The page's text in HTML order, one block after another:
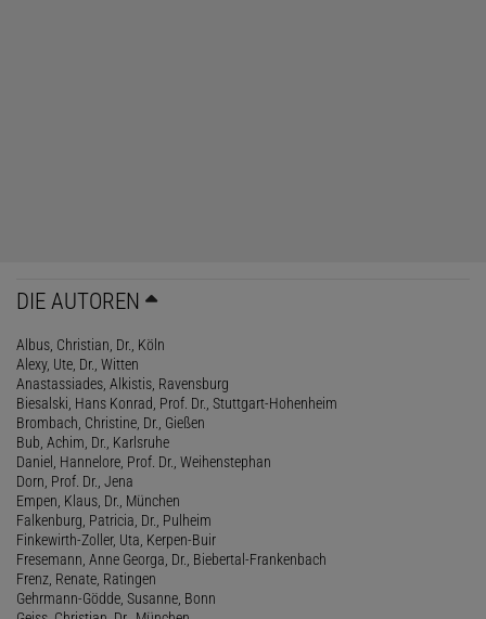
DIE AUTOREN
Albus, Christian, Dr., Köln
Alexy, Ute, Dr., Witten
Anastassiades, Alkistis, Ravensburg
Biesalski, Hans Konrad, Prof. Dr., Stuttgart-Hohenheim
Brombach, Christine, Dr., Gießen
Bub, Achim, Dr., Karlsruhe
Daniel, Hannelore, Prof. Dr., Weihenstephan
Dorn, Prof. Dr., Jena
Empen, Klaus, Dr., München
Falkenburg, Patricia, Dr., Pulheim
Finkewirth-Zoller, Uta, Kerpen-Buir
Fresemann, Anne Georga, Dr., Biebertal-Frankenbach
Frenz, Renate, Ratingen
Gehrmann-Gödde, Susanne, Bonn